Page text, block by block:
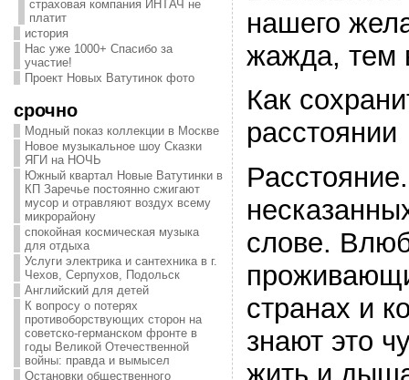
страховая компания ИНТАЧ не
платит
история
Нас уже 1000+ Спасибо за
участие!
Проект Новых Ватутинок фото
срочно
Модный показ коллекции в Москве
Новое музыкальное шоу Сказки
ЯГИ на НОЧЬ
Южный квартал Новые Ватутинки в
КП Заречье постоянно сжигают
мусор и отравляют воздух всему
микрорайону
спокойная космическая музыка
для отдыха
Услуги электрика и сантехника в г.
Чехов, Серпухов, Подольск
Английский для детей
К вопросу о потерях
противоборствующих сторон на
советско-германском фронте в
годы Великой Отечественной
войны: правда и вымысел
Остановки общественного
нашего
жажда, тем
Как
расстоянии
слове.
странах и
знают это